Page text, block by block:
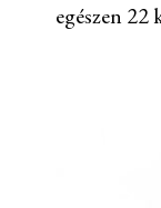
egészen 22